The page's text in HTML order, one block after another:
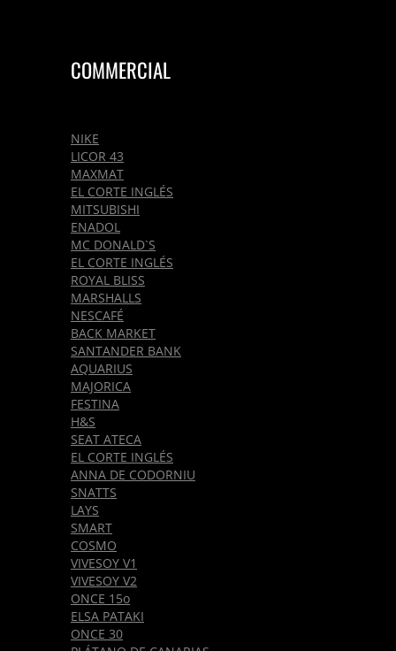
COMMERCIAL
NIKE
LICOR 43
MAXMAT
EL CORTE INGLÉS
MITSUBISHI
ENADOL
MC DONALD`S
EL CORTE INGLÉS
ROYAL BLISS
MARSHALLS
NESCAFÉ
BACK MARKET
SANTANDER BANK
AQUARIUS
MAJORICA
FESTINA
H&S
SEAT ATECA
EL CORTE INGLÉS
ANNA DE CODORNIU
SNATTS
LAYS
SMART
COSMO
VIVESOY V1
VIVESOY V2
ONCE 15o
ELSA PATAKI
ONCE 30